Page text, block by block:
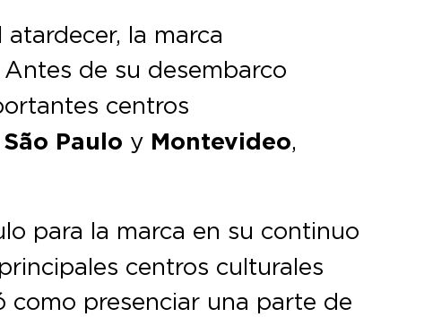
la marca
de su desembarco
centros
Paulo y Montevideo,
para la marca en su continuo
centros culturales
como presenciar una parte de